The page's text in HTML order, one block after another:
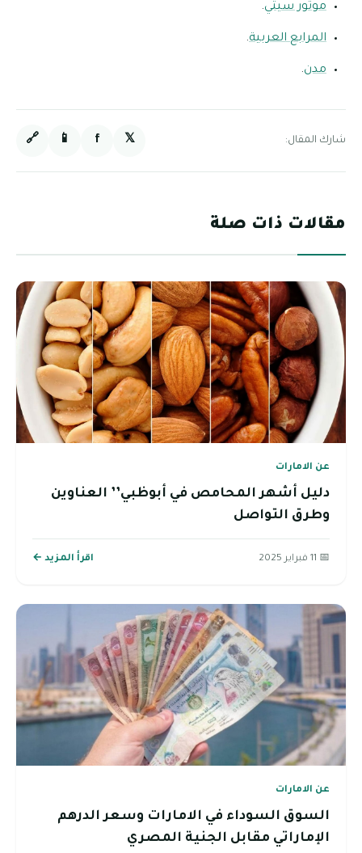
موتور سيتي.
المرابع العربية.
مدن.
شارك المقال: 𝕏
f
📱
🔗
مقالات ذات صلة
عن الامارات
دليل أشهر المحامص في أبوظبي’’ العناوين
وطرق التواصل
📅 11 فبراير 2025 اقرأ المزيد ←
عن الامارات
السوق السوداء في الامارات وسعر الدرهم
الإماراتي مقابل الجنية المصري